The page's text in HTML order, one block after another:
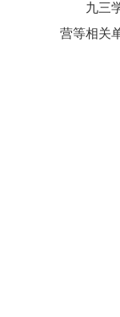
九三
营等相关